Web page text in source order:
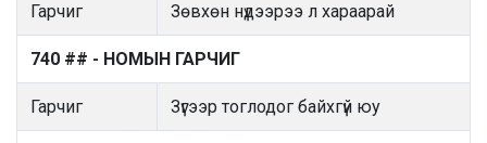
Гарчиг Зөвхөн нүдээрээ л хараарай
740 ## - НОМЫН ГАРЧИГ
Гарчиг Зүгээр тоглодог байхгүй юу